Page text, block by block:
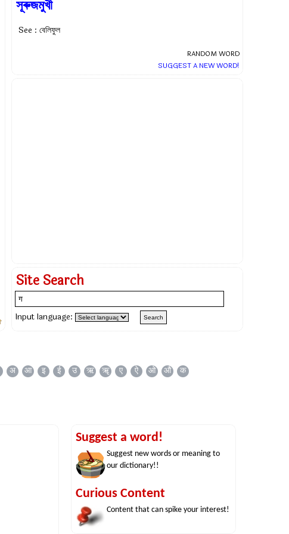
সূৰুজমুখী
See : বেলিফুল
RANDOM WORD
SUGGEST A NEW WORD!
Site Search
Input language:
अ आ इ ई उ ऋ ॠ ए ऐ ओ औ
क
Suggest a word!
Suggest new words or meaning to
our dictionary!!
Curious Content
Content that can spike your interest!